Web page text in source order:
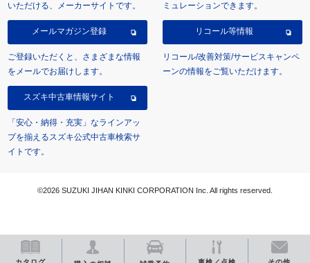
いただける、メーカーサイトです。
ミュレーションできます。
メールマガジン登録
ご登録いただくと、さまざまな情報
をメールでお届けします。
リコール等情報
リコール/改善対策/サービスキャンペ
ーンの情報をご覧いただけます。
スズキ中古車情報サイト
「安心・納得・充実」なラインアッ
プを揃えるスズキ公式中古車検索サ
イトです。
©2026 SUZUKI JIHAN KINKI CORPORATION Inc. All rights reserved.